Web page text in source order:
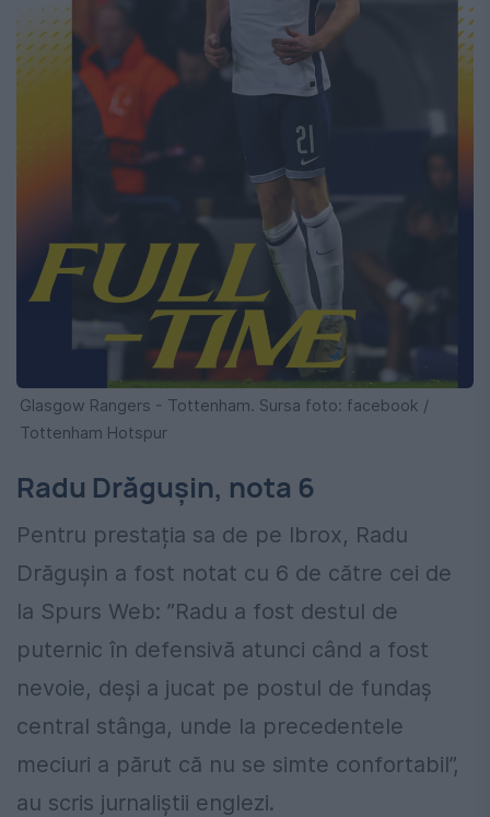
Glasgow Rangers - Tottenham. Sursa foto: facebook /
Tottenham Hotspur
Radu Drăgușin, nota 6
Pentru prestația sa de pe Ibrox, Radu
Drăgușin a fost notat cu 6 de către cei de
la Spurs Web: ”Radu a fost destul de
puternic în defensivă atunci când a fost
nevoie, deși a jucat pe postul de fundaș
central stânga, unde la precedentele
meciuri a părut că nu se simte confortabil”,
au scris jurnaliștii englezi.